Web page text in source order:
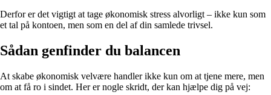
Derfor er det vigtigt at tage økonomisk stress alvorligt – ikke kun som
et tal på kontoen, men som en del af din samlede trivsel.
Sådan genfinder du balancen
At skabe økonomisk velvære handler ikke kun om at tjene mere, men
om at få ro i sindet. Her er nogle skridt, der kan hjælpe dig på vej: